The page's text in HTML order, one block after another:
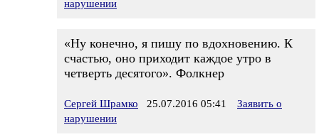
нарушении
«Ну конечно, я пишу по вдохновению. К
счастью, оно приходит каждое утро в
четверть десятого». Фолкнер
Сергей Шрамко 25.07.2016 05:41
Заявить о
нарушении